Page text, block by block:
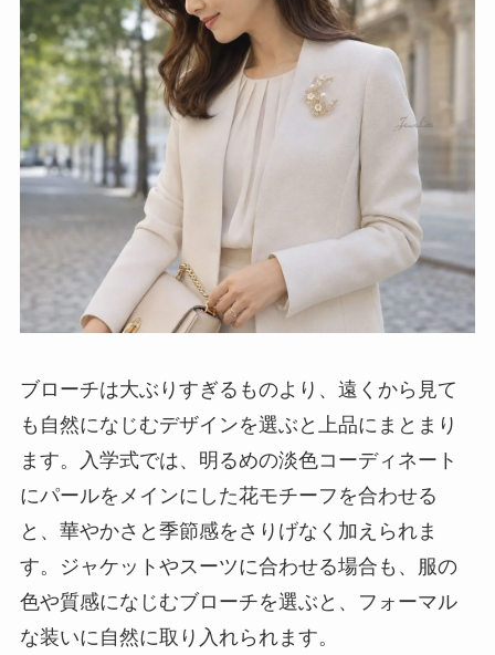
ブローチは大ぶりすぎるものより、遠くから見て
も自然になじむデザインを選ぶと上品にまとまり
ます。入学式では、明るめの淡色コーディネート
にパールをメインにした花モチーフを合わせる
と、華やかさと季節感をさりげなく加えられま
す。ジャケットやスーツに合わせる場合も、服の
色や質感になじむブローチを選ぶと、フォーマル
な装いに自然に取り入れられます。